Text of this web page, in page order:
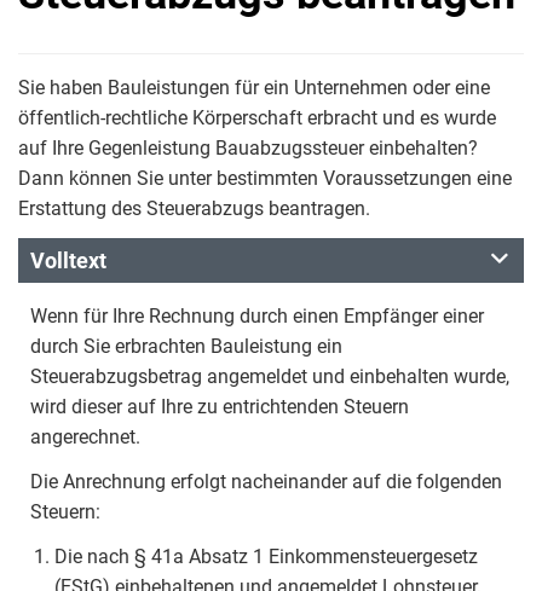
Sie haben Bauleistungen für ein Unternehmen oder eine
öffentlich-rechtliche Körperschaft erbracht und es wurde
auf Ihre Gegenleistung Bauabzugssteuer einbehalten?
Dann können Sie unter bestimmten Voraussetzungen eine
Erstattung des Steuerabzugs beantragen.
Volltext
Wenn für Ihre Rechnung durch einen Empfänger einer
durch Sie erbrachten Bauleistung ein
Steuerabzugsbetrag angemeldet und einbehalten wurde,
wird dieser auf Ihre zu entrichtenden Steuern
angerechnet.
Die Anrechnung erfolgt nacheinander auf die folgenden
Steuern:
Die nach § 41a Absatz 1 Einkommensteuergesetz